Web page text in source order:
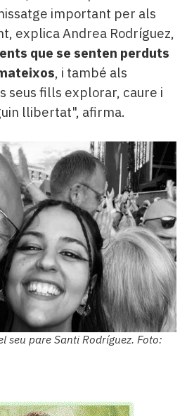
important per als
explica Andrea Rodríguez,
que se senten perduts
, i també als
seus fills explorar, caure i
llibertat", afirma.
seu pare Santi Rodríguez. Foto: